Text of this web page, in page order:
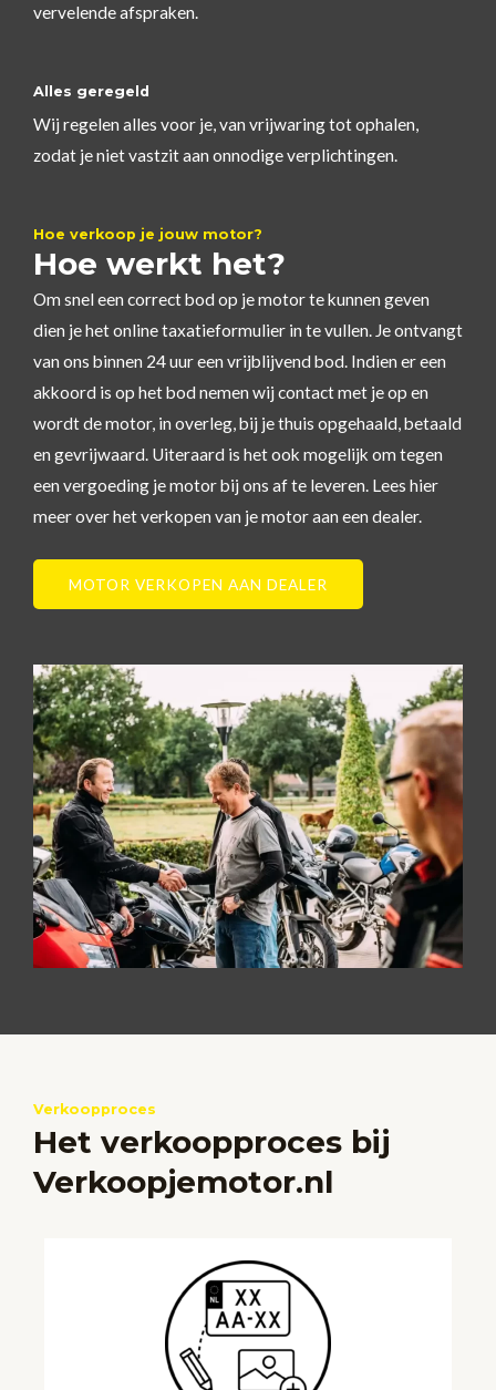
vervelende afspraken.
Alles geregeld
Wij regelen alles voor je, van vrijwaring tot ophalen,
zodat je niet vastzit aan onnodige verplichtingen.
Hoe verkoop je jouw motor?
Hoe werkt het?
Om snel een correct bod op je motor te kunnen geven
dien je het online taxatieformulier in te vullen. Je ontvangt
van ons binnen 24 uur een vrijblijvend bod. Indien er een
akkoord is op het bod nemen wij contact met je op en
wordt de motor, in overleg, bij je thuis opgehaald, betaald
en gevrijwaard. Uiteraard is het ook mogelijk om tegen
een vergoeding je motor bij ons af te leveren. Lees hier
meer over het verkopen van je motor aan een dealer.
MOTOR VERKOPEN AAN DEALER
Verkoopproces
Het verkoopproces bij
Verkoopjemotor.nl